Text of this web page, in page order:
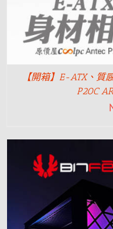
【開箱】E-ATX、質
P20C